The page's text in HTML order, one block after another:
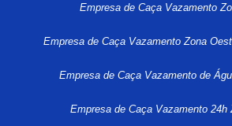
Empresa de Caça Vazamento
Empresa de Caça Vazamento Zona
Empresa de Caça Vazamento de
Empresa de Caça Vazamento 24h